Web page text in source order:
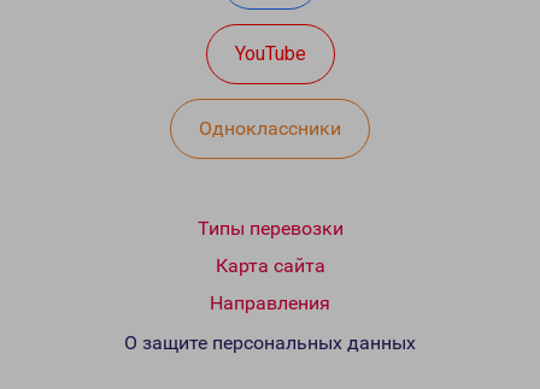
YouTube
Одноклассники
Типы перевозки
Карта сайта
Направления
О защите персональных данных